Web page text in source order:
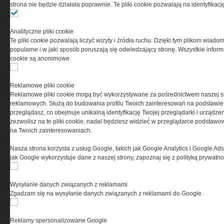
Ta witryna wykorzystuje pliki cookies do przechowywania
informacji na Twoim komputerze. Pliki cookies stosujemy
w celu świadczenia usług na najwyższym poziomie,
w tym w sposób dostosowany do indywidualnych potrzeb.
cookies oznacza, że będą one zamieszczane w Twoim
urządzeniu końcowym. W każdym momencie możesz
dokonać zmiany ustawień przeglądarki dotyczących
serwisu prosimy o zapoznanie się z naszą
prywatności
oraz informacją o cookies
strona nie będzie działała poprawnie. Te pliki cookie pozwalają na
Analityczne pliki cookie
Te pliki cookie pozwalają liczyć wizyty i źródła ruchu. Dzięki tym plikom
popularne i w jaki sposób poruszają się odwiedzający stronę. Wszystkie
cookie są anonimowe.
Reklamowe pliki cookie
Reklamowe pliki cookie mogą być wykorzystywane za pośrednictwem naszej
reklamowych. Służą do budowania profilu Twoich zainteresowań na
przeglądasz, co obejmuje unikalną identyfikację Twojej przeglądarki i
zezwolisz na te pliki cookie, nadal będziesz widzieć w przeglądarce
na Twoich zainteresowaniach.
Nasza strona korzysta z usług Google, takich jak Google Analytics i Google
jak Google wykorzystuje dane z naszej strony, zapoznaj się z polityką
Wysyłanie danych związanych z reklamami
Zgadzam się na wysyłanie danych związanych z reklamami do Google.
Reklamy spersonalizowane Google